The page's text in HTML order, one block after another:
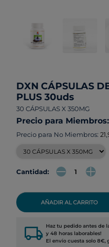
DXN CÁPSULAS
PLUS 30uds
30 CÁPSULAS X 350MG
Precio para Miembros:
Precio para No Miembros:
Cantidad:
AÑADIR AL CARRITO
local_shipping Haz tu pedido antes de
y 48 horas laborables!
El envío cuesta solo 8€,